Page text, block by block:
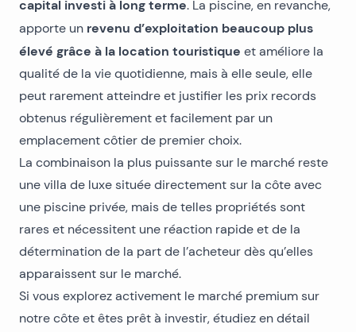
capital investi à long terme. La piscine, en revanche,
apporte un revenu d’exploitation beaucoup plus
élevé grâce à la location touristique et améliore la
qualité de la vie quotidienne, mais à elle seule, elle
peut rarement atteindre et justifier les prix records
obtenus régulièrement et facilement par un
emplacement côtier de premier choix.
La combinaison la plus puissante sur le marché reste
une villa de luxe située directement sur la côte avec
une piscine privée, mais de telles propriétés sont
rares et nécessitent une réaction rapide et de la
détermination de la part de l’acheteur dès qu’elles
apparaissent sur le marché.
Si vous explorez activement le marché premium sur
notre côte et êtes prêt à investir, étudiez en détail